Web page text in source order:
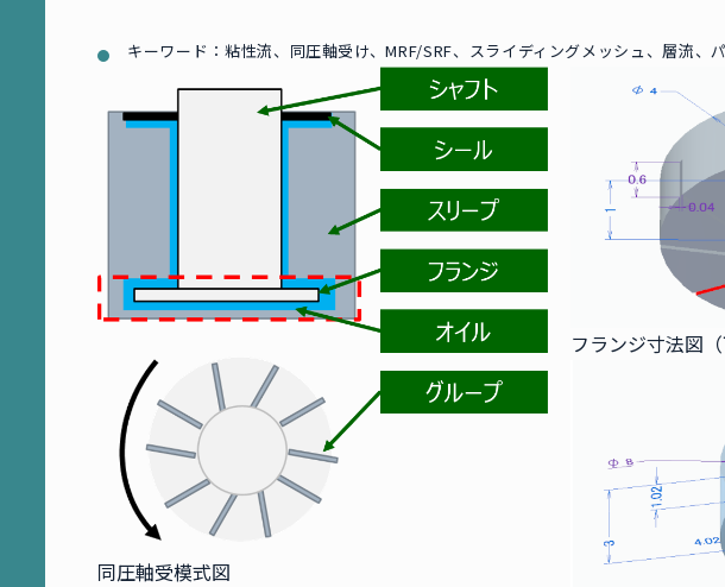
キーワード：粘性流、同圧軸受け、MRF/SRF、スライディングメッシュ、層流、
同圧軸受模式図
フランジ寸法図（